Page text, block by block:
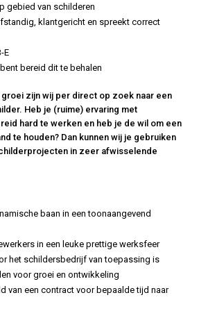
gebied van schilderen
klantgericht en spreekt correct
E
bereid dit te behalen
zijn wij per direct op zoek naar een
Heb je (ruime) ervaring met
hard te werken en heb je de wil om een
te houden? Dan kunnen wij je gebruiken
in zeer afwisselende
baan in een toonaangevend
in een leuke prettige werksfeer
het schildersbedrijf van toepassing is
voor groei en ontwikkeling
van een contract voor bepaalde tijd naar